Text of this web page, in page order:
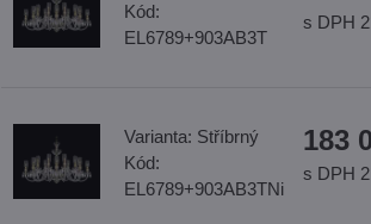
Kód:
EL6789+903AB3T
s DPH
Varianta: Stříbrný
Kód:
EL6789+903AB3TNi
183
s DPH